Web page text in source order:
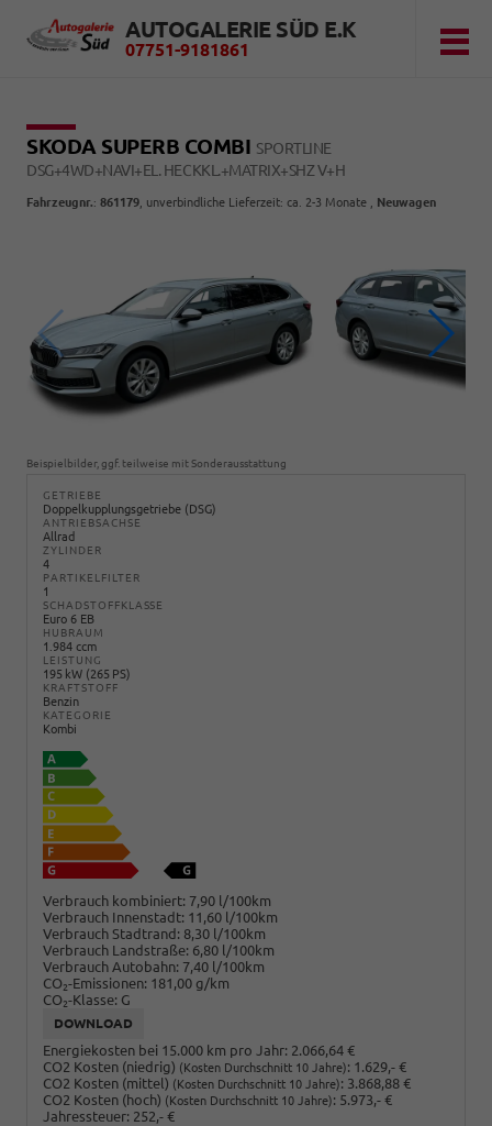
AUTOGALERIE SÜD E.K
07751-9181861
SKODA SUPERB COMBI SPORTLINE
DSG+4WD+NAVI+EL. HECKKL.+MATRIX+SHZ V+H
Fahrzeugnr.: 861179 , unverbindliche Lieferzeit: ca. 2-3 Monate , Neuwagen
Beispielbilder, ggf. teilweise mit Sonderausstattung
GETRIEBE
Doppelkupplungsgetriebe (DSG)
ANTRIEBSACHSE
Allrad
ZYLINDER
4
PARTIKELFILTER
1
SCHADSTOFFKLASSE
Euro 6 EB
HUBRAUM
1.984 ccm
LEISTUNG
195 kW (265 PS)
KRAFTSTOFF
Benzin
KATEGORIE
Kombi
Verbrauch kombiniert: 7,90 l/100km
Verbrauch Innenstadt: 11,60 l/100km
Verbrauch Stadtrand: 8,30 l/100km
Verbrauch Landstraße: 6,80 l/100km
Verbrauch Autobahn: 7,40 l/100km
CO2-Emissionen: 181,00 g/km
CO2-Klasse: G
DOWNLOAD
Energiekosten bei 15.000 km pro Jahr: 2.066,64 €
CO2 Kosten (niedrig) (Kosten Durchschnitt 10 Jahre): 1.629,- €
CO2 Kosten (mittel) (Kosten Durchschnitt 10 Jahre): 3.868,88 €
CO2 Kosten (hoch) (Kosten Durchschnitt 10 Jahre): 5.973,- €
Jahressteuer: 252,- €